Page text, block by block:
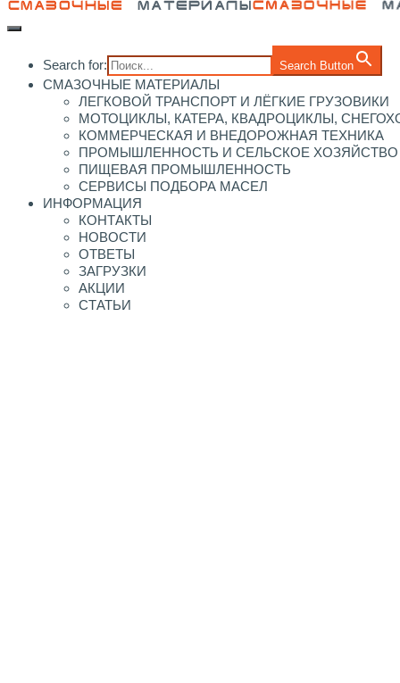
Search for: Search Button
СМАЗОЧНЫЕ МАТЕРИАЛЫ
ЛЕГКОВОЙ ТРАНСПОРТ И ЛЁГКИЕ ГРУЗОВИКИ
МОТОЦИКЛЫ, КАТЕРА, КВАДРОЦИКЛЫ,
КОММЕРЧЕСКАЯ И ВНЕДОРОЖНАЯ ТЕХНИКА
ПРОМЫШЛЕННОСТЬ И СЕЛЬСКОЕ ХОЗЯЙСТВО
ПИЩЕВАЯ ПРОМЫШЛЕННОСТЬ
СЕРВИСЫ ПОДБОРА МАСЕЛ
ИНФОРМАЦИЯ
КОНТАКТЫ
НОВОСТИ
ОТВЕТЫ
ЗАГРУЗКИ
АКЦИИ
СТАТЬИ